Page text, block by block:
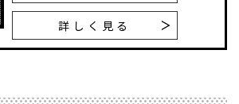
詳しく見る